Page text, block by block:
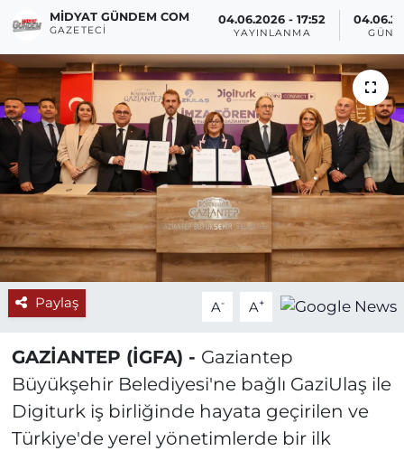
MIDYAT GÜNDEM COM
GAZETECI
04.06.2026 - 17:52
YAYINLANMA
Paylaş A- A+
GAZİANTEP (İGFA) - Gaziantep
Büyükşehir Belediyesi'ne bağlı GaziUlaş ile
Digiturk iş birliğinde hayata geçirilen ve
Türkiye'de yerel yönetimlerde bir ilk